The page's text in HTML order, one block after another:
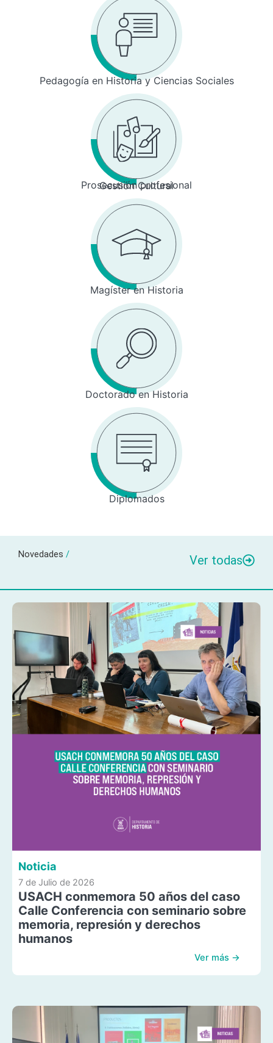
Pedagogía en Historia y Ciencias Sociales
Prosecusión profesional
Gestión Cultural
Magíster en Historia
Doctorado en Historia
Diplomados
Novedades / Ver todas
Noticia
7 de Julio de 2026
USACH conmemora 50 años del caso
Calle Conferencia con seminario sobre
memoria, represión y derechos
humanos
Ver más →